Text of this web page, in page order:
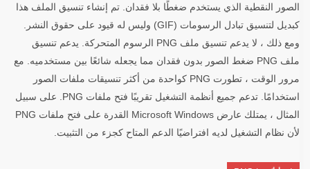
الصور النقطية الذي يستخدم ضغطًا بلا فقدان. تم إنشاء تنسيق الملف هذا
كبديل لتنسيق تبادل الرسومات (GIF) وليس له قيود على حقوق النشر.
ومع ذلك ، لا يدعم تنسيق ملف PNG الرسوم المتحركة. يدعم تنسيق
ملف PNG ضغط الصور بدون فقدان مما يجعله شائعًا بين مستخدميه. مع
مرور الوقت ، تطورت PNG كواحدة من أكثر تنسيقات ملفات الصور
استخدامًا. تدعم جميع أنظمة التشغيل تقريبًا فتح ملفات PNG. على سبيل
المثال ، يمتلك عارض Microsoft Windows القدرة على فتح ملفات PNG
لأن نظام التشغيل لديه افتراضيًا الدعم المتاح كجزء من التثبيت.